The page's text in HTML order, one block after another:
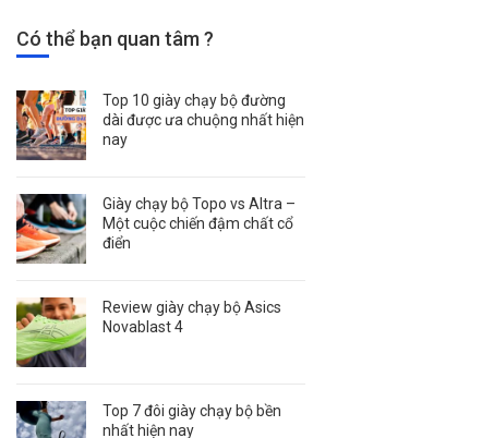
Có thể bạn quan tâm ?
Top 10 giày chạy bộ đường
dài được ưa chuộng nhất hiện
nay
Giày chạy bộ Topo vs Altra –
Một cuộc chiến đậm chất cổ
điển
Review giày chạy bộ Asics
Novablast 4
Top 7 đôi giày chạy bộ bền
nhất hiện nay